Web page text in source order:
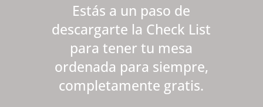
Estás a un paso de
descargarte la Check List
para tener tu mesa
ordenada para siempre,
completamente gratis.